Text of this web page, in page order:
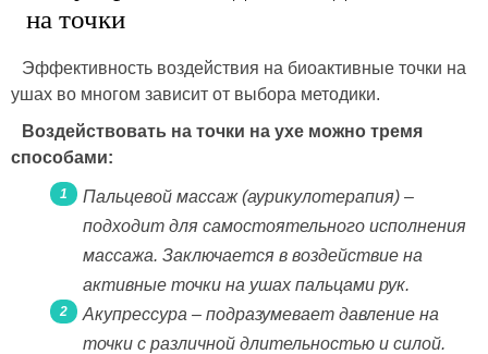
на точки
Эффективность воздействия на биоактивные точки на
ушах во многом зависит от выбора методики.
Воздействовать на точки на ухе можно тремя
способами:
Пальцевой массаж (аурикулотерапия) –
подходит для самостоятельного исполнения
массажа. Заключается в воздействие на
активные точки на ушах пальцами рук.
Акупрессура – подразумевает давление на
точки с различной длительностью и силой.